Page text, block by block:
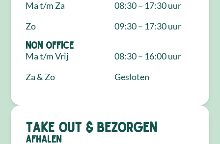
Ma t/m Za
Zo
08:30 – 17:30 uur
09:30 – 17:30 uur
NON Office
Ma t/m Vrij
Za & Zo
08:30 – 16:00 uur
Gesloten
Take out & bezorgen
Afhalen